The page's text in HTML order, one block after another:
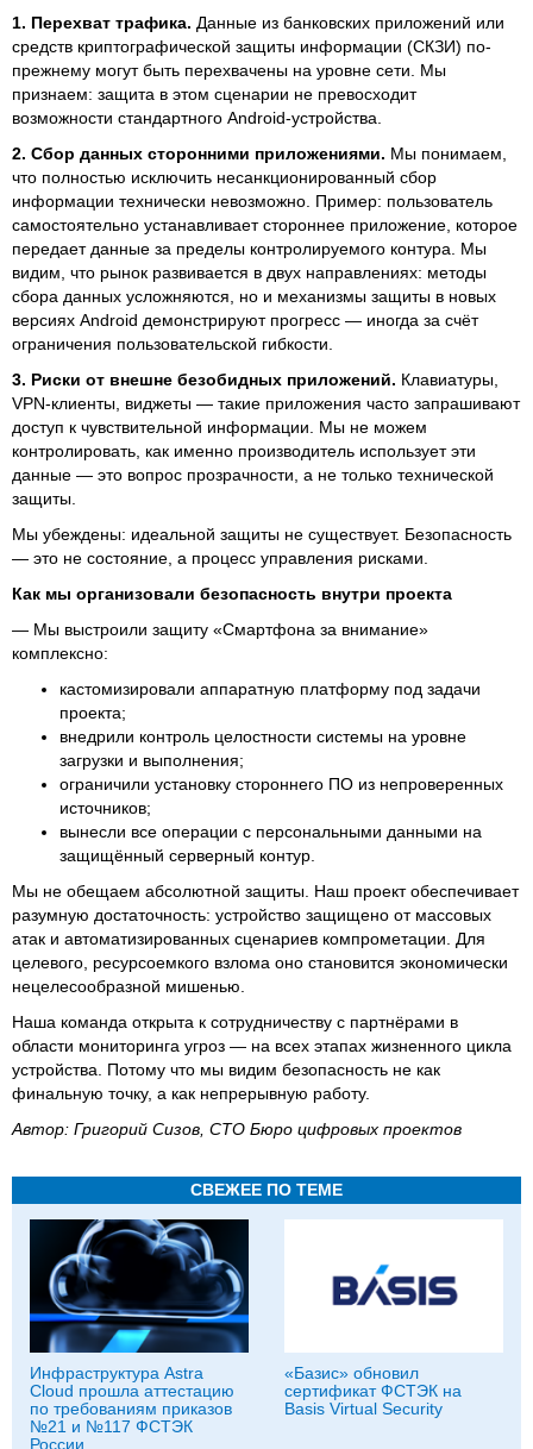
1. Перехват трафика. Данные из банковских приложений или
средств криптографической защиты информации (СКЗИ) по-
прежнему могут быть перехвачены на уровне сети. Мы
признаем: защита в этом сценарии не превосходит
возможности стандартного Android-устройства.
2. Сбор данных сторонними приложениями. Мы понимаем,
что полностью исключить несанкционированный сбор
информации технически невозможно. Пример: пользователь
самостоятельно устанавливает стороннее приложение, которое
передает данные за пределы контролируемого контура. Мы
видим, что рынок развивается в двух направлениях: методы
сбора данных усложняются, но и механизмы защиты в новых
версиях Android демонстрируют прогресс — иногда за счёт
ограничения пользовательской гибкости.
3. Риски от внешне безобидных приложений. Клавиатуры,
VPN-клиенты, виджеты — такие приложения часто запрашивают
доступ к чувствительной информации. Мы не можем
контролировать, как именно производитель использует эти
данные — это вопрос прозрачности, а не только технической
защиты.
Мы убеждены: идеальной защиты не существует. Безопасность
— это не состояние, а процесс управления рисками.
Как мы организовали безопасность внутри проекта
— Мы выстроили защиту «Смартфона за внимание»
комплексно:
кастомизировали аппаратную платформу под задачи
проекта;
внедрили контроль целостности системы на уровне
загрузки и выполнения;
ограничили установку стороннего ПО из непроверенных
источников;
вынесли все операции с персональными данными на
защищённый серверный контур.
Мы не обещаем абсолютной защиты. Наш проект обеспечивает
разумную достаточность: устройство защищено от массовых
атак и автоматизированных сценариев компрометации. Для
целевого, ресурсоемкого взлома оно становится экономически
нецелесообразной мишенью.
Наша команда открыта к сотрудничеству с партнёрами в
области мониторинга угроз — на всех этапах жизненного цикла
устройства. Потому что мы видим безопасность не как
финальную точку, а как непрерывную работу.
Автор: Григорий Сизов, CTO Бюро цифровых проектов
СВЕЖЕЕ ПО ТЕМЕ
Инфраструктура Astra
Cloud прошла аттестацию
по требованиям приказов
№21 и №117 ФСТЭК
России
«Базис» обновил
сертификат ФСТЭК на
Basis Virtual Security